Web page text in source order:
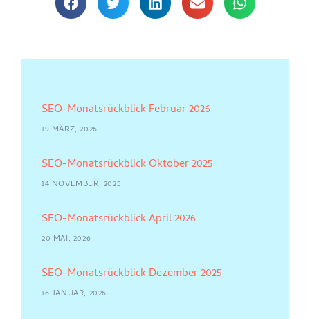
SEO-Monatsrückblick Februar 2026
19 MÄRZ, 2026
SEO-Monatsrückblick Oktober 2025
14 NOVEMBER, 2025
SEO-Monatsrückblick April 2026
20 MAI, 2026
SEO-Monatsrückblick Dezember 2025
16 JANUAR, 2026